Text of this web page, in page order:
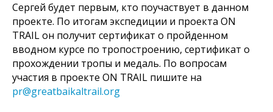
Сергей будет первым, кто поучаствует в данном
проекте. По итогам экспедиции и проекта ON
TRAIL он получит сертификат о пройденном
вводном курсе по тропостроению, сертификат о
прохождении тропы и медаль. По вопросам
участия в проекте ON TRAIL пишите на
pr@greatbaikaltrail.org